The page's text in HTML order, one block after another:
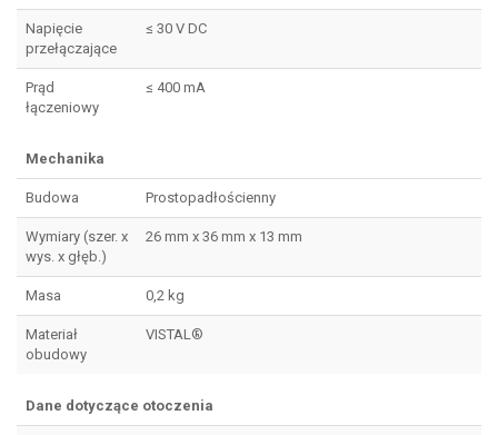
Napięcie
przełączające
≤ 30 V DC
Prąd
łączeniowy
≤ 400 mA
Mechanika
Budowa Prostopadłościenny
Wymiary (szer. x
wys. x głęb.)
26 mm x 36 mm x 13 mm
Masa 0,2 kg
Materiał
obudowy
VISTAL®
Dane dotyczące otoczenia